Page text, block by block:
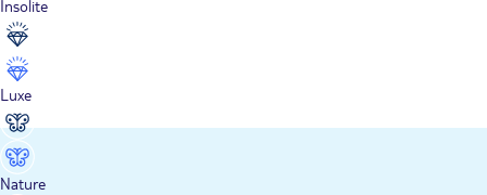
Insolite
Luxe
Nature